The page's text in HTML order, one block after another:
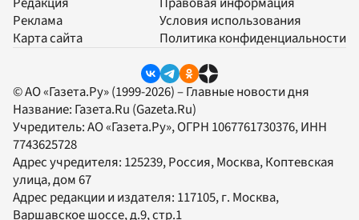
Реклама
Карта сайта
Условия использования
Политика конфиденциальности
© АО «Газета.Ру» (1999-2026) – Главные новости дня
Название: Газета.Ru (Gazeta.Ru)
Учредитель:АО «Газета.Ру», ОГРН 1067761730376, ИНН
7743625728
Адрес учредителя: 125239, Россия, Москва, Коптевская
улица, дом 67
Адрес редакции и издателя: 117105, г. Москва,
Варшавское шоссе, д.9, стр.1